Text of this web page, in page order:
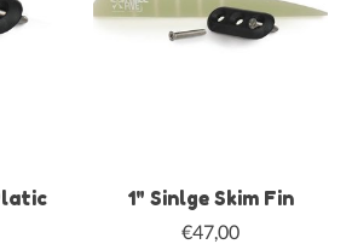
1" Sinlge Skim Fin
€47,00